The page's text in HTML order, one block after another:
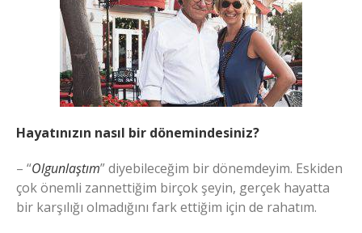
Hayatınızın nasıl bir dönemindesiniz?
– “Olgunlaştım” diyebileceğim bir dönemdeyim. Eskiden
çok önemli zannettiğim birçok şeyin, gerçek hayatta
bir karşılığı olmadığını fark ettiğim için de rahatım.